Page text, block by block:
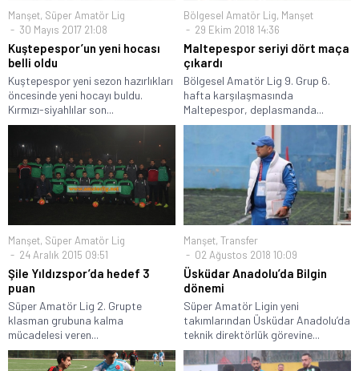
Manşet, Süper Amatör Lig
30 Mayıs 2017 21:08
Kuştepespor’un yeni hocası
belli oldu
Kuştepespor yeni sezon hazırlıkları
öncesinde yeni hocayı buldu.
Kırmızı-siyahlılar son...
Bölgesel Amatör Lig, Manşet
29 Ekim 2018 14:36
Maltepespor seriyi dört maça
çıkardı
Bölgesel Amatör Lig 9. Grup 6.
hafta karşılaşmasında
Maltepespor, deplasmanda...
Manşet, Süper Amatör Lig
24 Aralık 2015 09:51
Şile Yıldızspor’da hedef 3
puan
Süper Amatör Lig 2. Grupte
klasman grubuna kalma
mücadelesi veren...
Manşet, Transfer
02 Ağustos 2018 10:09
Üsküdar Anadolu’da Bilgin
dönemi
Süper Amatör Ligin yeni
takımlarından Üsküdar Anadolu’da
teknik direktörlük görevine...